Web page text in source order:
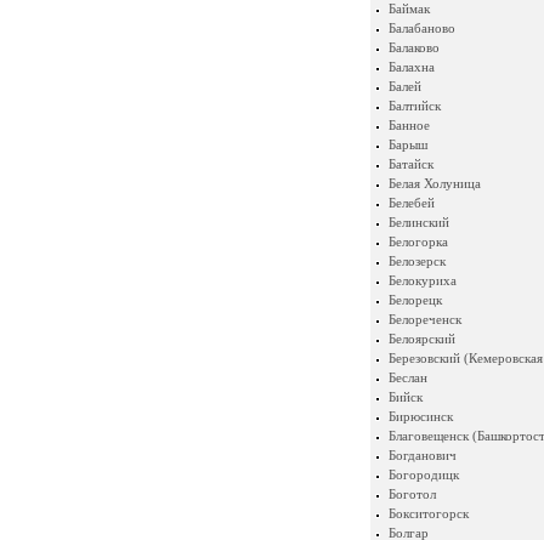
Баймак
Балабаново
Балаково
Балахна
Балей
Балтийск
Банное
Барыш
Батайск
Белая Холуница
Белебей
Белинский
Белогорка
Белозерск
Белокуриха
Белорецк
Белореченск
Белоярский
Березовский
Беслан
Бийск
Бирюсинск
Благовещенск
Богданович
Богородицк
Боготол
Бокситогорск
Болгар